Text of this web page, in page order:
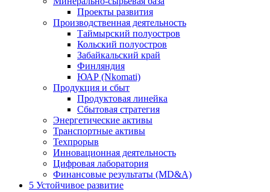
Проекты развития
Производственная деятельность
Таймырский полуостров
Кольский полуостров
Забайкальский край
Финляндия
ЮАР (Nkomati)
Продукция и сбыт
Продуктовая линейка
Сбытовая стратегия
Энергетические активы
Транспортные активы
Техпрорыв
Инновационная деятельность
Цифровая лаборатория
Финансовые результаты (MD&A)
5 Устойчивое развитие